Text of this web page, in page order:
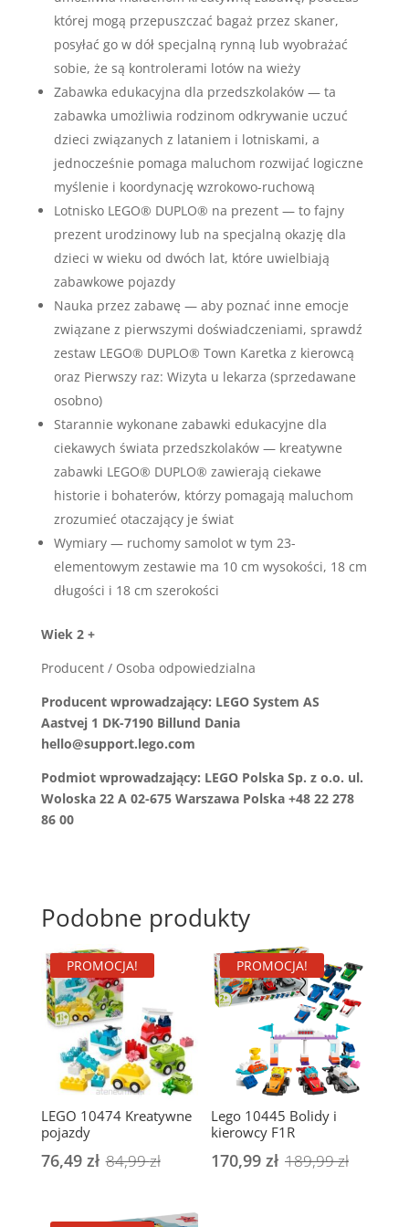
której mogą przepuszczać bagaż przez skaner,
posyłać go w dół specjalną rynną lub wyobrażać
sobie, że są kontrolerami lotów na wieży
Zabawka edukacyjna dla przedszkolaków — ta
zabawka umożliwia rodzinom odkrywanie uczuć
dzieci związanych z lataniem i lotniskami, a
jednocześnie pomaga maluchom rozwijać logiczne
myślenie i koordynację wzrokowo-ruchową
Lotnisko LEGO® DUPLO® na prezent — to fajny
prezent urodzinowy lub na specjalną okazję dla
dzieci w wieku od dwóch lat, które uwielbiają
zabawkowe pojazdy
Nauka przez zabawę — aby poznać inne emocje
związane z pierwszymi doświadczeniami, sprawdź
zestaw LEGO® DUPLO® Town Karetka z kierowcą
oraz Pierwszy raz: Wizyta u lekarza (sprzedawane
osobno)
Starannie wykonane zabawki edukacyjne dla
ciekawych świata przedszkolaków — kreatywne
zabawki LEGO® DUPLO® zawierają ciekawe
historie i bohaterów, którzy pomagają maluchom
zrozumieć otaczający je świat
Wymiary — ruchomy samolot w tym 23-
elementowym zestawie ma 10 cm wysokości, 18 cm
długości i 18 cm szerokości
Wiek 2 +
Producent / Osoba odpowiedzialna
Producent wprowadzający: LEGO System AS
Aastvej 1 DK-7190 Billund Dania
hello@support.lego.com
Podmiot wprowadzający: LEGO Polska Sp. z o.o. ul.
Woloska 22 A 02-675 Warszawa Polska +48 22 278
86 00
Podobne produkty
PROMOCJA!
LEGO 10474 Kreatywne
pojazdy
84,99złPierwotna
wynosiła:
76,49 zł
Aktualna
wynosi:
PROMOCJA!
Lego 10445 Bolidy i
kierowcy F1R
189,99zł
170,99zł
Aktualna